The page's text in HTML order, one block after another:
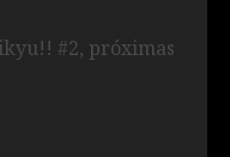
#2, próximas